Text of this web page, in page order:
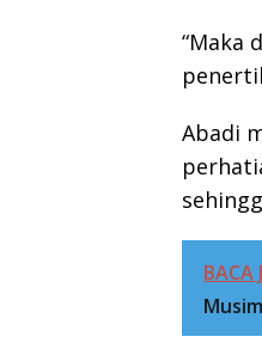
“Maka
Abadi
BACA